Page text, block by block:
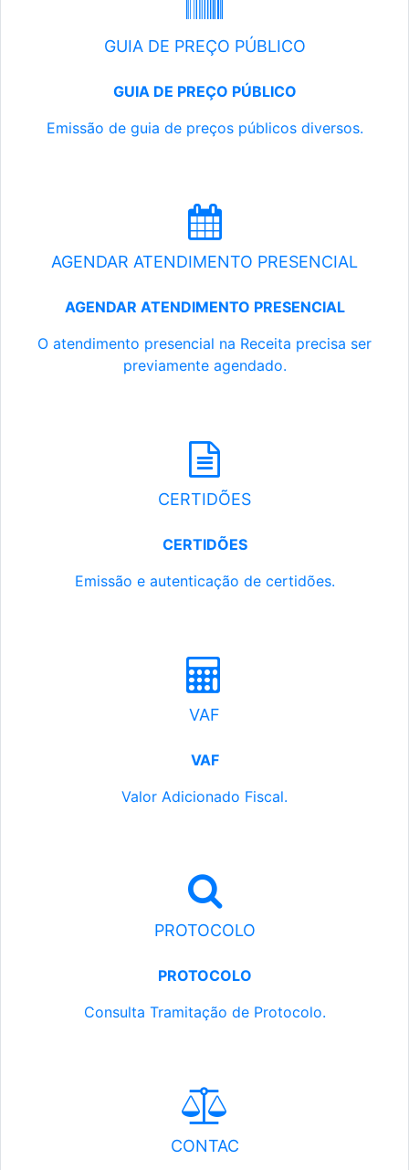
GUIA DE PREÇO PÚBLICO
GUIA DE PREÇO PÚBLICO
Emissão de guia de preços públicos diversos.
AGENDAR ATENDIMENTO PRESENCIAL
AGENDAR ATENDIMENTO PRESENCIAL
O atendimento presencial na Receita precisa ser
previamente agendado.
CERTIDÕES
CERTIDÕES
Emissão e autenticação de certidões.
VAF
VAF
Valor Adicionado Fiscal.
PROTOCOLO
PROTOCOLO
Consulta Tramitação de Protocolo.
CONTAC